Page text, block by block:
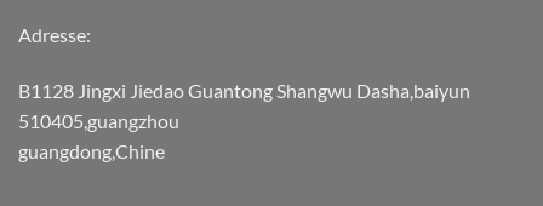
Adresse:
B1128 Jingxi Jiedao Guantong Shangwu Dasha,baiyun
510405,guangzhou
guangdong,Chine